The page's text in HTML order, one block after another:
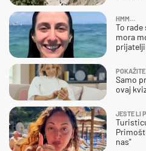
HMM…
To
mora
Samo
ovaj
JESTE LI
nas"